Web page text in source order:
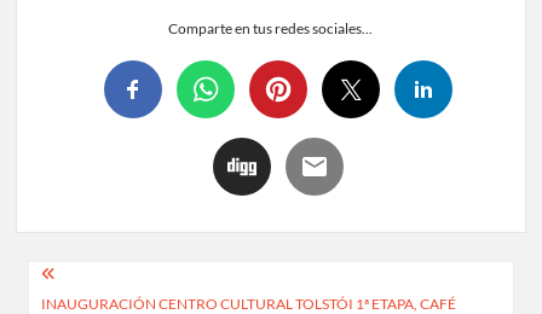
Comparte en tus redes sociales...
INAUGURACIÓN CENTRO CULTURAL TOLSTÓI 1ª ETAPA, CAFÉ